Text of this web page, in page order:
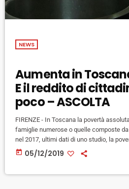
NEWS
Aumenta in
E il reddito di
poco – ASCOLTA
FIRENZE - In Toscana la povertà
famiglie numerose o quelle composte
nel 2017, ultimi dati di uno studio, la
persone (il 3,1% sul totale degli abitanti)
totale), dati quasi raddoppiati rispetto al
today 05/12/2019